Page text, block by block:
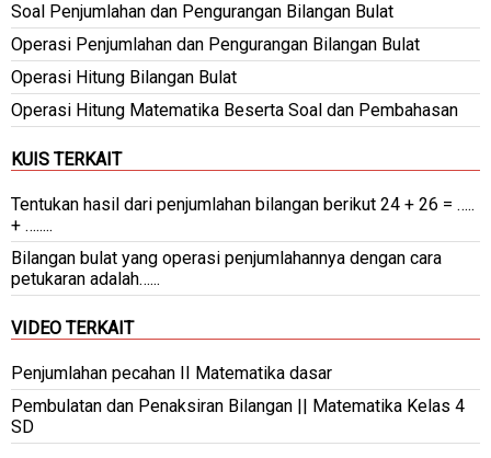
Soal Penjumlahan dan Pengurangan Bilangan Bulat
Operasi Penjumlahan dan Pengurangan Bilangan Bulat
Operasi Hitung Bilangan Bulat
Operasi Hitung Matematika Beserta Soal dan Pembahasan
KUIS TERKAIT
Tentukan hasil dari penjumlahan bilangan berikut 24 + 26 = …..
+ ….....
Bilangan bulat yang operasi penjumlahannya dengan cara
petukaran adalah…...
VIDEO TERKAIT
Penjumlahan pecahan II Matematika dasar
Pembulatan dan Penaksiran Bilangan || Matematika Kelas 4
SD